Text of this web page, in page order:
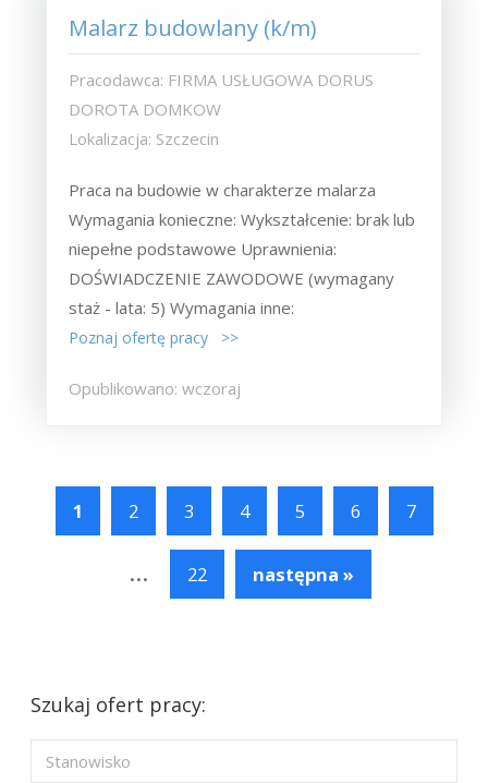
Malarz budowlany (k/m)
Pracodawca: FIRMA USŁUGOWA DORUS
DOROTA DOMKOW
Lokalizacja: Szczecin
Praca na budowie w charakterze malarza
Wymagania konieczne: Wykształcenie: brak lub
niepełne podstawowe Uprawnienia:
DOŚWIADCZENIE ZAWODOWE (wymagany
staż - lata: 5) Wymagania inne:
Poznaj ofertę pracy >>
Opublikowano: wczoraj
1 2 3 4 5 6 7
... 22 następna »
Szukaj ofert pracy: